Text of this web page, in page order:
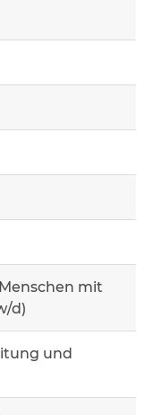
mit
d)
und